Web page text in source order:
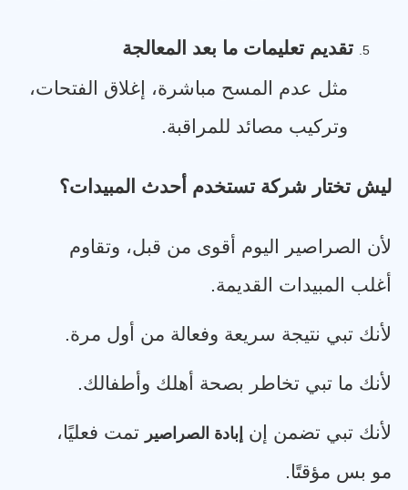
5.
تقديم تعليمات ما بعد المعالجة
مثل عدم المسح مباشرة، إغلاق الفتحات،
وتركيب مصائد للمراقبة.
ليش تختار شركة تستخدم أحدث المبيدات؟
لأن الصراصير اليوم أقوى من قبل، وتقاوم
أغلب المبيدات القديمة.
لأنك تبي نتيجة سريعة وفعالة من أول مرة.
لأنك ما تبي تخاطر بصحة أهلك وأطفالك.
لأنك تبي تضمن إن إبادة الصراصير تمت فعليًا،
مو بس مؤقتًا.